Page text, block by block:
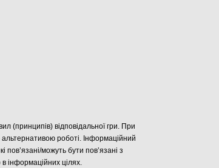
(принципів) відповідальної гри. При
роботі. Інформаційний
можуть бути пов’язані з
інформаційних цілях.